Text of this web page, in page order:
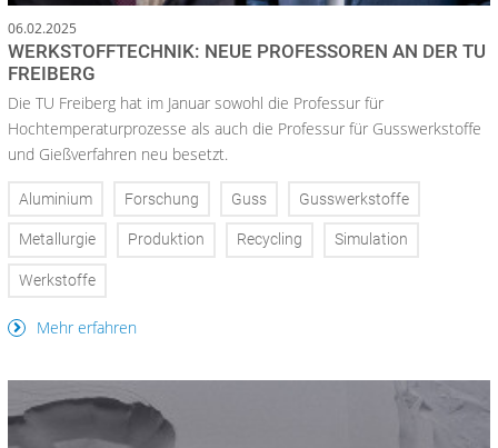
06.02.2025
WERKSTOFFTECHNIK: NEUE PROFESSOREN AN DER TU
FREIBERG
Die TU Freiberg hat im Januar sowohl die Professur für
Hochtemperaturprozesse als auch die Professur für Gusswerkstoffe
und Gießverfahren neu besetzt.
Aluminium Forschung Guss Gusswerkstoffe
Metallurgie Produktion Recycling Simulation
Werkstoffe
Mehr erfahren